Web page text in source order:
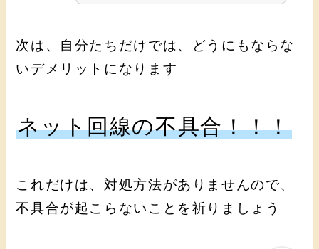
次は、自分たちだけでは、どうにもならな
いデメリットになります
ネット回線の不具合！！！
これだけは、対処方法がありませんので、
不具合が起こらないことを祈りましょう